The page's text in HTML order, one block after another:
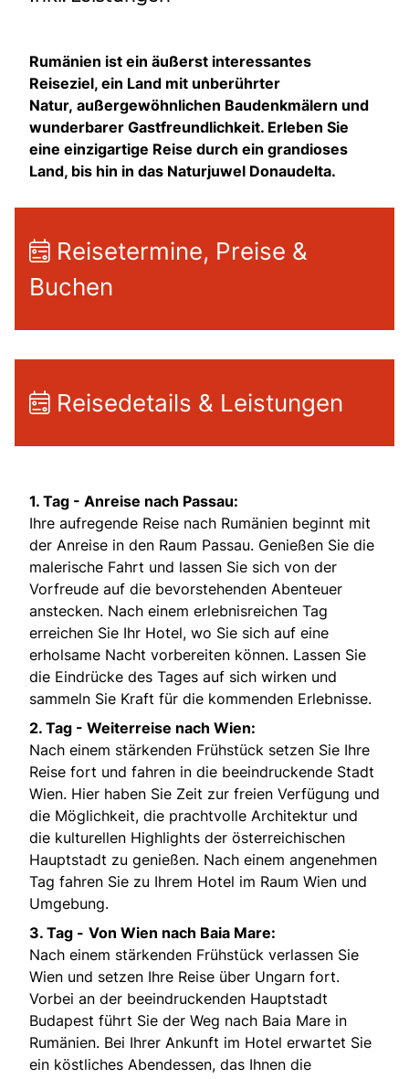
Rumänien ist ein äußerst interessantes
Reiseziel, ein Land mit unberührter
Natur, außergewöhnlichen Baudenkmälern und
wunderbarer Gastfreundlichkeit. Erleben Sie
eine einzigartige Reise durch ein grandioses
Land, bis hin in das Naturjuwel Donaudelta.
Reisetermine, Preise &
Buchen
Reisedetails & Leistungen
1. Tag - Anreise nach Passau:
Ihre aufregende Reise nach Rumänien beginnt mit
der Anreise in den Raum Passau. Genießen Sie die
malerische Fahrt und lassen Sie sich von der
Vorfreude auf die bevorstehenden Abenteuer
anstecken. Nach einem erlebnisreichen Tag
erreichen Sie Ihr Hotel, wo Sie sich auf eine
erholsame Nacht vorbereiten können. Lassen Sie
die Eindrücke des Tages auf sich wirken und
sammeln Sie Kraft für die kommenden Erlebnisse.
2. Tag - Weiterreise nach Wien:
Nach einem stärkenden Frühstück setzen Sie Ihre
Reise fort und fahren in die beeindruckende Stadt
Wien. Hier haben Sie Zeit zur freien Verfügung und
die Möglichkeit, die prachtvolle Architektur und
die kulturellen Highlights der österreichischen
Hauptstadt zu genießen. Nach einem angenehmen
Tag fahren Sie zu Ihrem Hotel im Raum Wien und
Umgebung.
3. Tag - Von Wien nach Baia Mare:
Nach einem stärkenden Frühstück verlassen Sie
Wien und setzen Ihre Reise über Ungarn fort.
Vorbei an der beeindruckenden Hauptstadt
Budapest führt Sie der Weg nach Baia Mare in
Rumänien. Bei Ihrer Ankunft im Hotel erwartet Sie
ein köstliches Abendessen, das Ihnen die